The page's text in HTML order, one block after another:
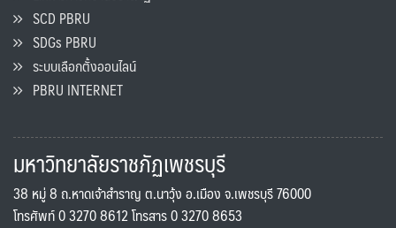
SCD PBRU
SDGs PBRU
ระบบเลือกตั้งออนไลน์
PBRU INTERNET
มหาวิทยาลัยราชภัฏเพชรบุรี
38 หมู่ 8 ถ.หาดเจ้าสำราญ ต.นาวุ้ง อ.เมือง จ.เพชรบุรี 76000
โทรศัพท์ 0 3270 8612 โทรสาร 0 3270 8653